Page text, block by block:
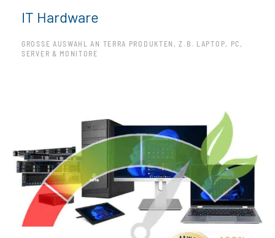
IT Hardware
GROSSE AUSWAHL AN TERRA PRODUKTEN, Z.B. LAPTOP, PC, S
ERVER & MONITORE